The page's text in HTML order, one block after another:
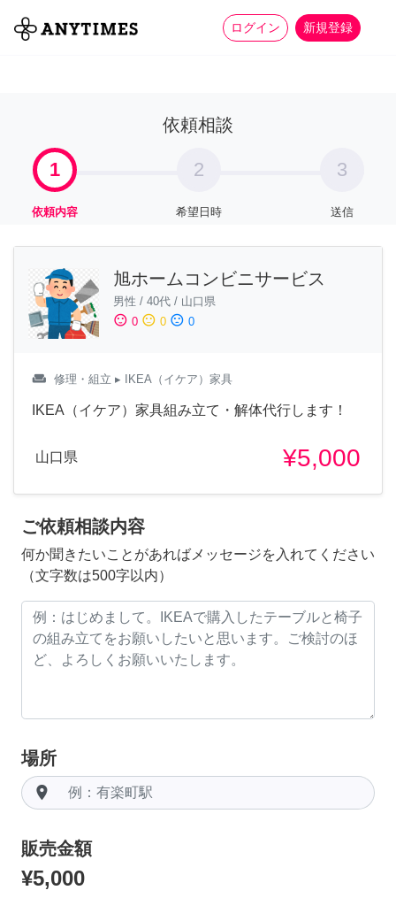
ログイン 新規登録
全て 家事 more_horiz
依頼相談
1
依頼内容
2
希望日時
3
送信
旭ホームコンビニサービス
男性 / 40代 / 山口県
sentiment_satisfied 0 sentiment_neutral 0 sentiment_dissatisfied 0
weekend 修理・組立 ▸ IKEA（イケア）家具
IKEA（イケア）家具組み立て・解体代行します！
山口県 ¥5,000
ご依頼相談内容
何か聞きたいことがあればメッセージを入れてください
（文字数は500字以内）
場所
room
販売金額
¥5,000